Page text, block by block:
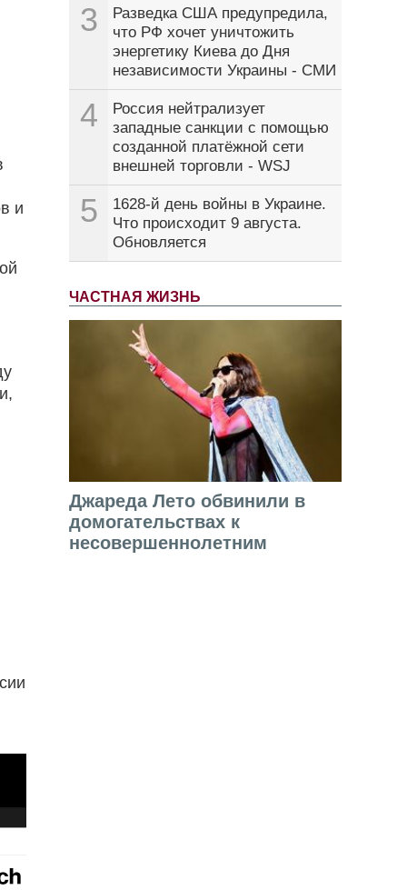
3
Разведка США предупредила,
что РФ хочет уничтожить
энергетику Киева до Дня
независимости Украины - СМИ
4
Россия нейтрализует
западные санкции с помощью
созданной платёжной сети
внешней торговли - WSJ
5
1628-й день войны в Украине.
Что происходит 9 августа.
Обновляется
ЧАСТНАЯ ЖИЗНЬ
Джареда Лето обвинили в
домогательствах к
несовершеннолетним
и